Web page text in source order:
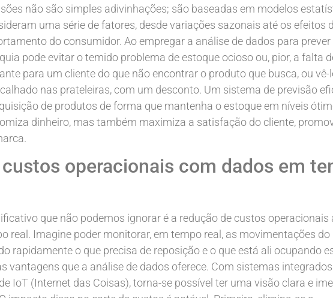
não são simples adivinhações; são baseadas em modelos
uma série de fatores, desde variações sazonais até os efeitos
do consumidor. Ao empregar a análise de dados para prever
pode evitar o temido problema de estoque ocioso ou, pior, a falta
para um cliente do que não encontrar o produto que busca, ou vê-
nas prateleiras, com um desconto. Um sistema de previsão
de produtos de forma que mantenha o estoque em níveis
dinheiro, mas também maximiza a satisfação do cliente,
operacionais com dados em
que não podemos ignorar é a redução de custos operacionais
real. Imagine poder monitorar, em tempo real, as movimentações do
rapidamente o que precisa de reposição e o que está ali ocupando
vantagens que a análise de dados oferece. Com sistemas
IoT (Internet das Coisas), torna-se possível ter uma visão clara e